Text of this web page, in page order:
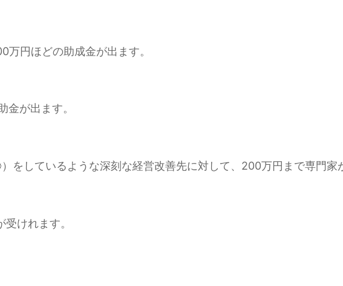
円ほどの助成金が出ます。
金が出ます。
をしているような深刻な経営改善先に対して、200万円まで専門家
けれます。